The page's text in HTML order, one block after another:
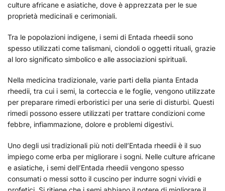
culture africane e asiatiche, dove è apprezzata per le sue
proprietà medicinali e cerimoniali.
Tra le popolazioni indigene, i semi di Entada rheedii sono
spesso utilizzati come talismani, ciondoli o oggetti rituali, grazie
al loro significato simbolico e alle associazioni spirituali.
Nella medicina tradizionale, varie parti della pianta Entada
rheedii, tra cui i semi, la corteccia e le foglie, vengono utilizzate
per preparare rimedi erboristici per una serie di disturbi. Questi
rimedi possono essere utilizzati per trattare condizioni come
febbre, infiammazione, dolore e problemi digestivi.
Uno degli usi tradizionali più noti dell’Entada rheedii è il suo
impiego come erba per migliorare i sogni. Nelle culture africane
e asiatiche, i semi dell’Entada rheedii vengono spesso
consumati o messi sotto il cuscino per indurre sogni vividi e